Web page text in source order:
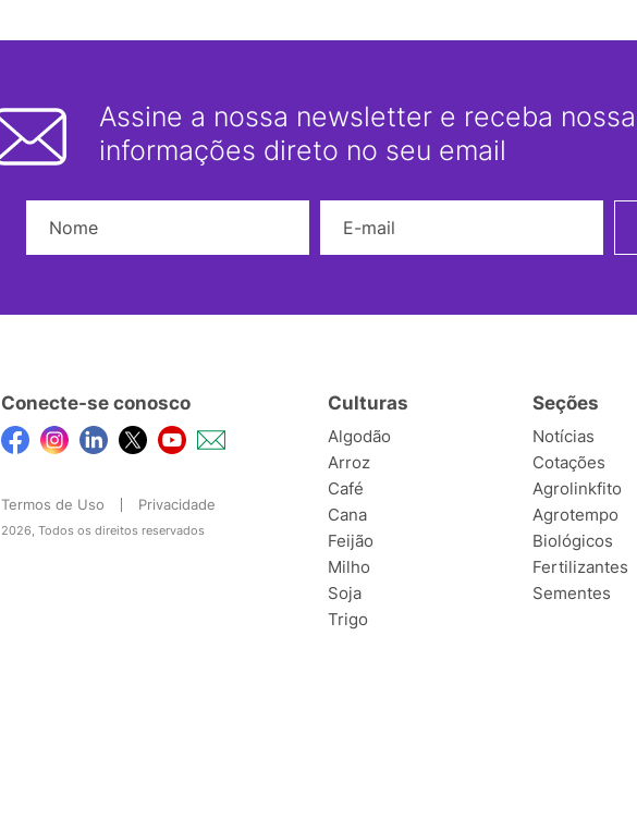
Assine a nossa newsletter e receba
informações direto no seu email
Conecte-se conosco
Termos de Uso Privacidade
2026, Todos os direitos reservados
Culturas
Algodão
Arroz
Café
Cana
Feijão
Milho
Soja
Trigo
Seções
Notícias
Cotações
Agrolinkfito
Agrotempo
Biológicos
Fertilizantes
Sementes